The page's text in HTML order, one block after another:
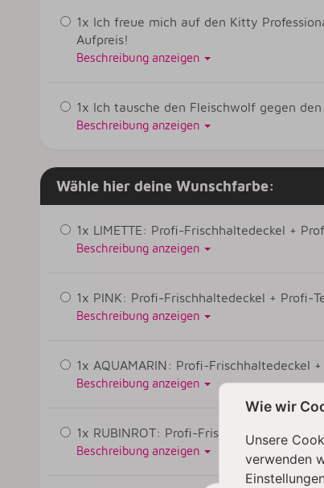
1x Ich freue mich auf den Kitty
Aufpreis!
Beschreibung anzeigen
1x Ich tausche den Fleischwolf gegen
Beschreibung anzeigen
Wähle hier deine Wunschfarbe:
1x LIMETTE: Profi-Frischhaltedeckel +
Beschreibung anzeigen
1x PINK: Profi-Frischhaltedeckel + Profi-
Beschreibung anzeigen
1x AQUAMARIN: Profi-Frischhaltedeckel
Beschreibung anzeigen
1x RUBINROT: Profi-Frischhaltedeckel +
Beschreibung anzeigen
Wie wir
Unsere
verwenden